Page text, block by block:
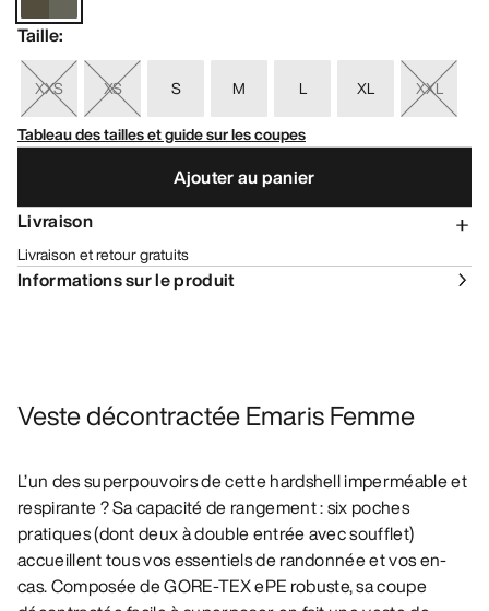
Taille:
XXS XS S M L XL
XXL
Tableau des tailles et guide sur les coupes
Ajouter au panier
Livraison
Livraison et retour gratuits
Informations sur le produit
Veste décontractée Emaris Femme
L’un des superpouvoirs de cette hardshell imperméable et
respirante ? Sa capacité de rangement : six poches
pratiques (dont deux à double entrée avec soufflet)
accueillent tous vos essentiels de randonnée et vos en-
cas. Composée de GORE-TEX ePE robuste, sa coupe